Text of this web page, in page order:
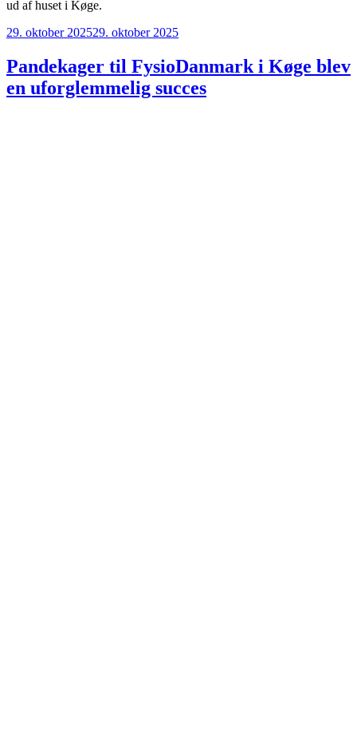
ud af huset i Køge.
Udgivet
29. oktober 202529. oktober 2025
Pandekager til FysioDanmark i Køge blev
en uforglemmelig succes